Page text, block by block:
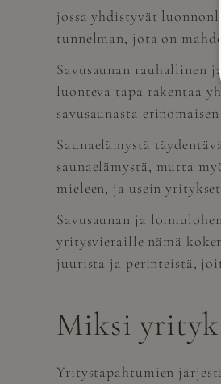
jossa yhdistyvät
tunnelman, jota on
Savusaunan rauhallinen ja
luonteva tapa rakentaa
savusaunasta
Saunaelämystä
saunaelämystä, mutta
mieleen, ja usein
Savusaunan ja
yritysvieraille nämä
juurista ja perinteistä,
Miksi
Yritystapahtumien